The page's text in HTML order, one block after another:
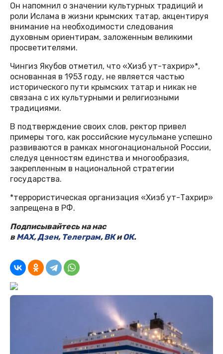
Он напомнил о значении культурных традиций и
роли Ислама в жизни крымских татар, акцентируя
внимание на необходимости следования
духовным ориентирам, заложенным великими
просветителями.
Чингиз Якубов отметил, что «Хизб ут-тахрир»*,
основанная в 1953 году, не является частью
исторического пути крымских татар и никак не
связана с их культурными и религиозными
традициями.
В подтверждение своих слов, ректор привел
примеры того, как российские мусульмане успешно
развиваются в рамках многонациональной России,
следуя ценностям единства и многообразия,
закрепленным в национальной стратегии
государства.
*террористическая организация «Хизб ут-Тахрир»
запрещена в РФ.
Подписывайтесь на нас
вMAX,Дзен, Телеграм,ВКиОК.